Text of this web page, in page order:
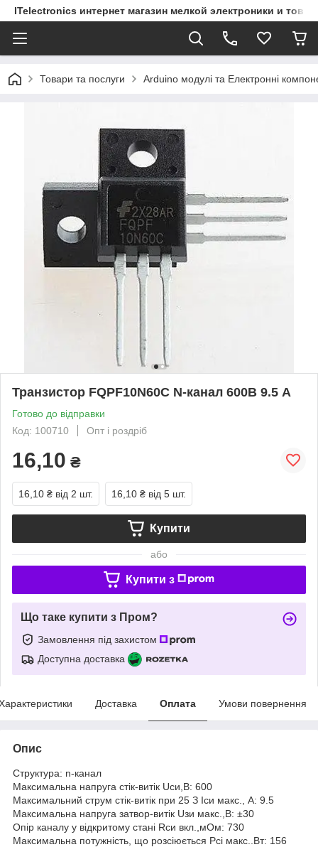
ITelectronics интернет магазин мелкой электроники и
Товари та послуги Arduino модулі та Електронні
Транзистор FQPF10N60C N-канал 600В 9.5 А
Готово до відправки
Код: 100710
Опт і роздріб
16,10 ₴
16,10 ₴ від 2 шт. 16,10 ₴ від 5 шт.
Купити
або
Купити з
Що таке купити з Пром?
Замовлення під захистом
Доступна доставка
Доставка Оплата Умови повернення
Опис
Структура: n-канал
Максимальна напруга стік-витік Uси,В: 600
Максимальний струм стік-витік при 25 З Іси макс., А: 9.5
Максимальна напруга затвор-витік Uзи макс.,В: ±30
Опір каналу у відкритому стані Rси вкл.,мОм: 730
Максимальна потужність, що розсіюється Рсі макс..Вт: 156